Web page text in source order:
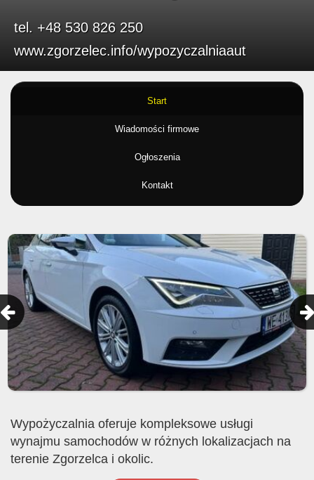
tel. +48 530 826 250
www.zgorzelec.info/wypozyczalniaaut
Start
Wiadomości firmowe
Ogłoszenia
Kontakt
Wypożyczalnia oferuje kompleksowe usługi
wynajmu samochodów w różnych lokalizacjach na
terenie Zgorzelca i okolic.